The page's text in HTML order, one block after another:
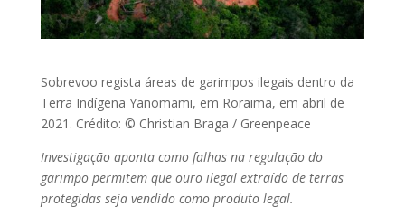
Sobrevoo regista áreas de garimpos ilegais dentro da
Terra Indígena Yanomami, em Roraima, em abril de
2021. Crédito: © Christian Braga / Greenpeace
Investigação aponta como falhas na regulação do
garimpo permitem que ouro ilegal extraído de terras
protegidas seja vendido como produto legal.